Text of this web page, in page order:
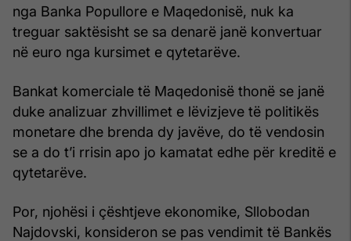
nga Banka Popullore e Maqedonisë, nuk ka
treguar saktësisht se sa denarë janë konvertuar
në euro nga kursimet e qytetarëve.
Bankat komerciale të Maqedonisë thonë se janë
duke analizuar zhvillimet e lëvizjeve të politikës
monetare dhe brenda dy javëve, do të vendosin
se a do t’i rrisin apo jo kamatat edhe për kreditë e
qytetarëve.
Por, njohësi i çështjeve ekonomike, Sllobodan
Najdovski, konsideron se pas vendimit të Bankës